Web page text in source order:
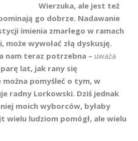
Wierzuka, ale jest też
go dobrze. Nadawanie
imienia zmarłego w ramach
może wywołać złą dyskusję.
nam teraz potrzebna – uważa
lat, jak rany się
można pomyśleć o tym, w
radny Lorkowski. Dziś jednak
moich wyborców, byłaby
wielu ludziom pomógł, ale wielu